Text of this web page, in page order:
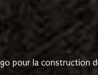
pour la construction